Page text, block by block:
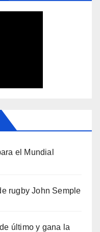
el Mundial
rugby John Semple
último y gana la